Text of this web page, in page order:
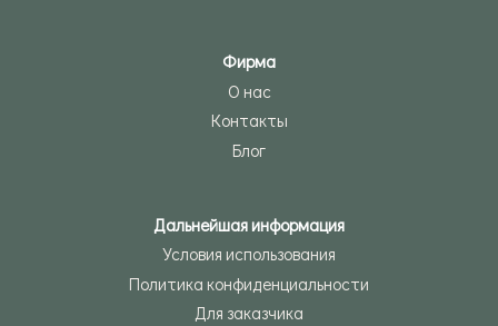
Фирма
О нас
Контакты
Блог
Дальнейшая информация
Условия использования
Политика конфиденциальности
Для заказчика